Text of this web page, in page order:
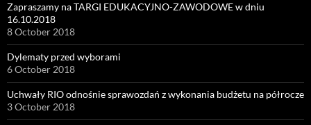
Zapraszamy na TARGI EDUKACYJNO-ZAWODOWE w dniu
16.10.2018
8 October 2018
Dylematy przed wyborami
6 October 2018
Uchwały RIO odnośnie sprawozdań z wykonania budżetu na półrocze
3 October 2018